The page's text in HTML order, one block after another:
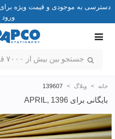
دسترسی به موجودی و قیمت ویژه
ورود
خانه > وبلاگ >
139607
بایگانی برای APRIL, 1396